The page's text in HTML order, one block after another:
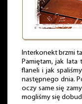
Interkonekt brzmi
Pamiętam, jak
flaneli i jak
następnego dnia.
oczy same się
mogliśmy się